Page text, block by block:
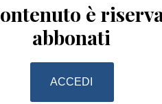
è
abbonati
ACCEDI